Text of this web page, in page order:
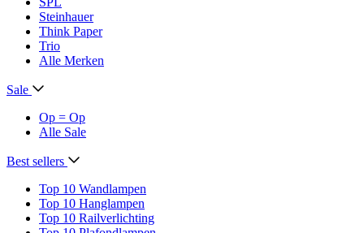
Steinhauer
Think Paper
Trio
Alle Merken
Sale
Op = Op
Alle Sale
Best sellers
Top 10 Wandlampen
Top 10 Hanglampen
Top 10 Railverlichting